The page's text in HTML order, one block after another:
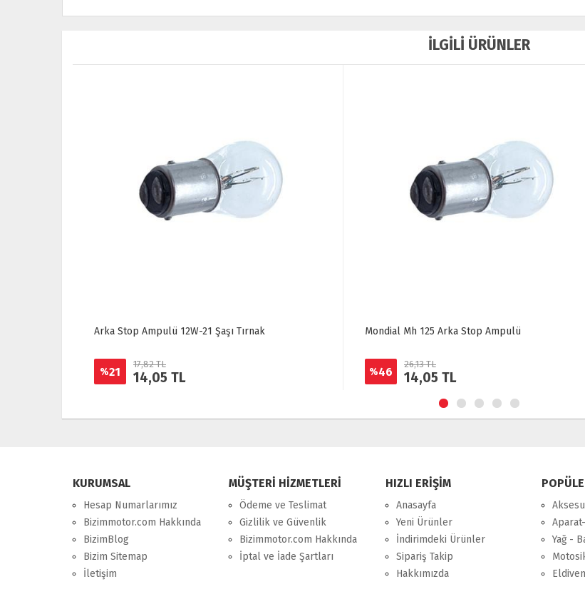
İLGİLİ ÜRÜNLER
Arka Stop Ampulü 12W-21 Şaşı Tırnak
%21
17,82 TL
14,05 TL
Mondial Mh 125 Arka Stop Ampulü
%46
26,13 TL
14,05 TL
KURUMSAL
Hesap Numarlarımız
Bizimmotor.com Hakkında
BizimBlog
Bizim Sitemap
İletişim
MÜŞTERİ HİZMETLERİ
Ödeme ve Teslimat
Gizlilik ve Güvenlik
Bizimmotor.com Hakkında
İptal ve İade Şartları
HIZLI ERİŞİM
Anasayfa
Yeni Ürünler
İndirimdeki Ürünler
Sipariş Takip
Hakkımızda
Yağ -